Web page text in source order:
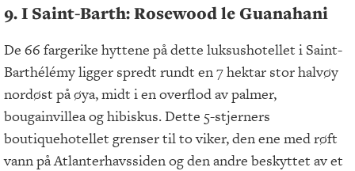
9. I Saint-Barth: Rosewood le Guanahani
De 66 fargerike hyttene på dette luksushotellet i Saint-
Barthélémy ligger spredt rundt en 7 hektar stor halvøy
nordøst på øya, midt i en overflod av palmer,
bougainvillea og hibiskus. Dette 5-stjerners
boutiquehotellet grenser til to viker, den ene med røft
vann på Atlanterhavssiden og den andre beskyttet av et